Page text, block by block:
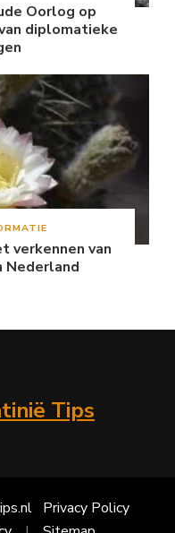
Oorlog op
diplomatieke
verkennen van
Nederland
Tips
Privacy Policy